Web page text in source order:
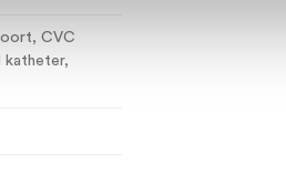
, CVC
katheter,